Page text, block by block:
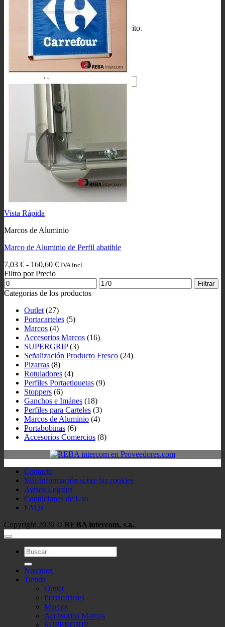
No hay productos en el carrito.
Volver a la tienda
Buscar
por:
No hay productos en el carrito.
Volver a la tienda
Vista Rápida
Marcos de Aluminio
Marco de Aluminio de Perfil abatible
7,03 € - 160,60 €Rango
desde
7,03 €
hasta
160,60 €
IVA incl.
Filtro por Precio
Precio
mínimo
Precio
máximo
Filtrar
Categorias de los productos
Outlet (27)
Portacarteles (5)
Marcos (4)
Accesorios Marcos (16)
SUPERGRIP (3)
Señalización Producto Fresco (24)
Pizarras (8)
Rotuladores (4)
Perfiles Portaetiquetas (9)
Stoppers (6)
Ganchos e Imánes (18)
Perfiles para Carteles (3)
Marcos de Aluminio (4)
Portabobinas (6)
Accesorios Comercios (8)
Contacto
Más información sobre las cookies
Avisos Legales
Condiciones de Uso
FAQs
Copyright 2026 © REBA intercom, s.a..
Buscar
por:
Nosotros
Tienda
Outlet
Portacarteles
Marcos
Accesorios Marcos
SUPERGRIP